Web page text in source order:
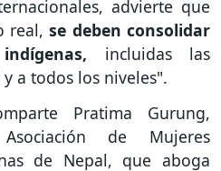
advierte que
real, se deben consolidar
incluidas las
a todos los niveles".
Pratima Gurung,
de Mujeres
de Nepal, que aboga